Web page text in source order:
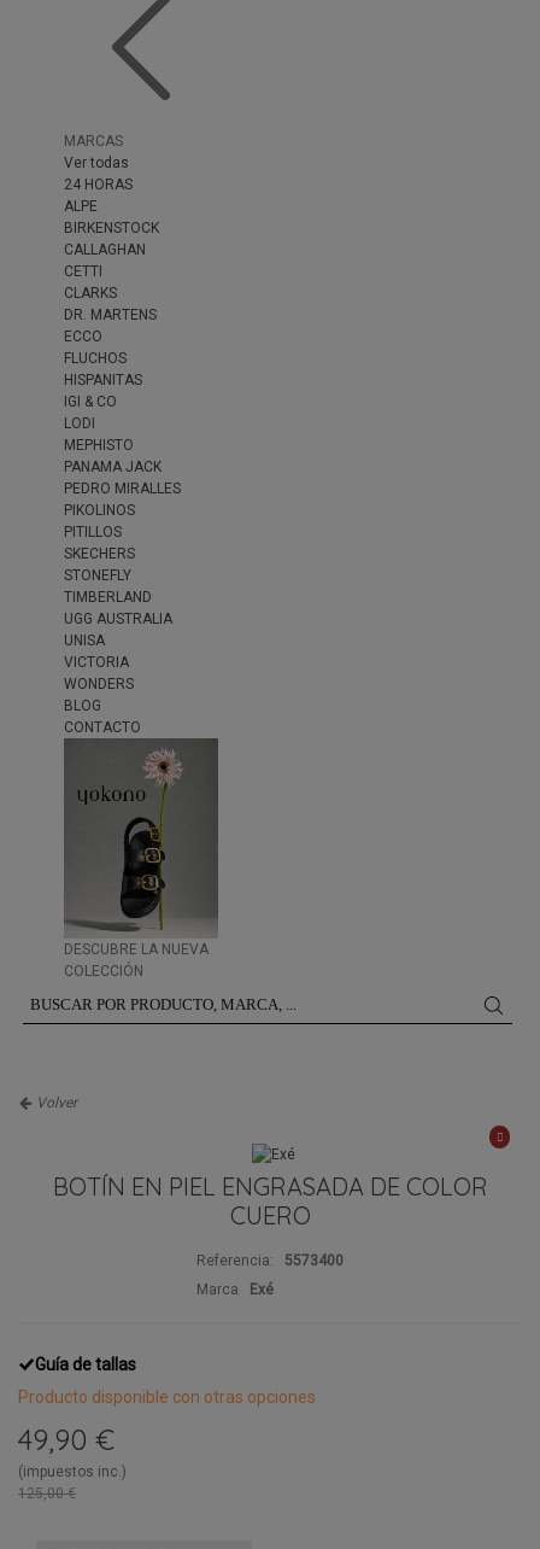
MARCAS
Ver todas
24 HORAS
ALPE
BIRKENSTOCK
CALLAGHAN
CETTI
CLARKS
DR. MARTENS
ECCO
FLUCHOS
HISPANITAS
IGI & CO
LODI
MEPHISTO
PANAMA JACK
PEDRO MIRALLES
PIKOLINOS
PITILLOS
SKECHERS
STONEFLY
TIMBERLAND
UGG AUSTRALIA
UNISA
VICTORIA
WONDERS
BLOG
CONTACTO
DESCUBRE LA NUEVA
COLECCIÓN
Volver
BOTÍN EN PIEL ENGRASADA DE COLOR
CUERO
Referencia:
5573400
Marca
Exé
Guía de tallas
Producto disponible con otras opciones
49,90 €
(impuestos inc.)
125,00 €